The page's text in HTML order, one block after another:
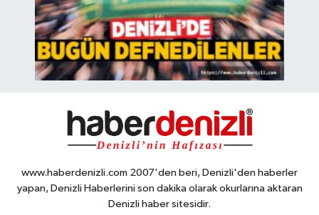
www.haberdenizli.com 2007'den beri, Denizli'den haberler
yapan, Denizli Haberlerini son dakika olarak okurlarına aktaran
Denizli haber sitesidir.